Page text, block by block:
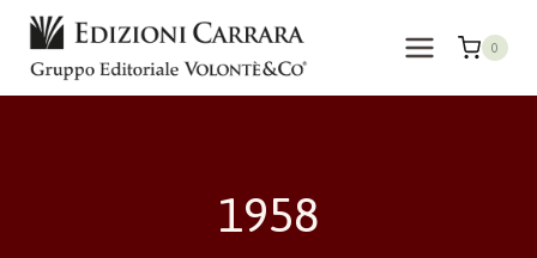
Salta
contenuto
0
1958